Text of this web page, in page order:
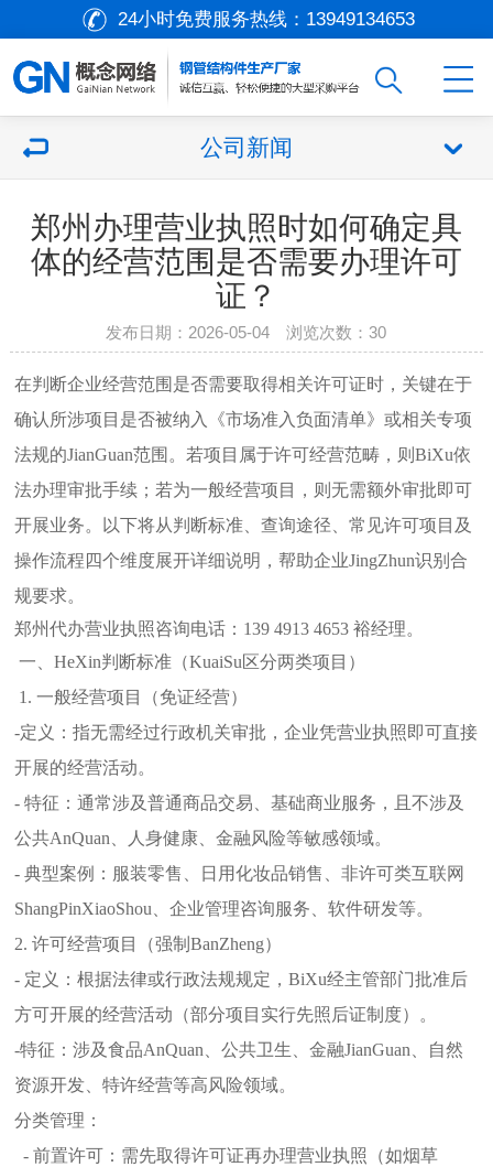
24小时免费服务热线： 13949134653
公司新闻
郑州办理营业执照时如何确定具
体的经营范围是否需要办理许可
证？
发布日期：2026-05-04 浏览次数：30
在判断企业经营范围是否需要取得相关许可证时，关键在于
确认所涉项目是否被纳入《市场准入负面清单》或相关专项
法规的JianGuan范围。若项目属于许可经营范畴，则BiXu依
法办理审批手续；若为一般经营项目，则无需额外审批即可
开展业务。以下将从判断标准、查询途径、常见许可项目及
操作流程四个维度展开详细说明，帮助企业JingZhun识别合
规要求。
郑州代办营业执照咨询电话：139 4913 4653 裕经理。
一、HeXin判断标准（KuaiSu区分两类项目）
1. 一般经营项目（免证经营）
-定义：指无需经过行政机关审批，企业凭营业执照即可直接
开展的经营活动。
- 特征：通常涉及普通商品交易、基础商业服务，且不涉及
公共AnQuan、人身健康、金融风险等敏感领域。
- 典型案例：服装零售、日用化妆品销售、非许可类互联网
ShangPinXiaoShou、企业管理咨询服务、软件研发等。
2. 许可经营项目（强制BanZheng）
- 定义：根据法律或行政法规规定，BiXu经主管部门批准后
方可开展的经营活动（部分项目实行先照后证制度）。
-特征：涉及食品AnQuan、公共卫生、金融JianGuan、自然
资源开发、特许经营等高风险领域。
分类管理：
- 前置许可：需先取得许可证再办理营业执照（如烟草